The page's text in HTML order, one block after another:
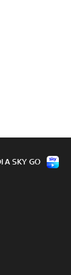
A SKY GO